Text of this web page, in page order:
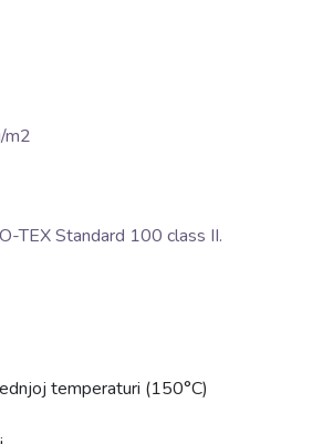
m2
TEX Standard 100 class II.
temperaturi (150°C)